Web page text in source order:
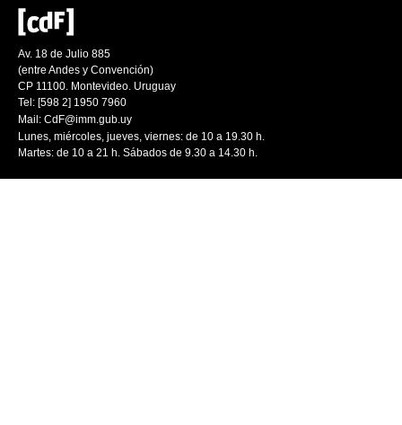
Av. 18 de Julio 885
(entre Andes y Convención)
CP 11100. Montevideo. Uruguay
Tel: [598 2] 1950 7960
Mail: CdF@imm.gub.uy
Lunes, miércoles, jueves, viernes: de 10 a 19.30 h.
Martes: de 10 a 21 h. Sábados de 9.30 a 14.30 h.